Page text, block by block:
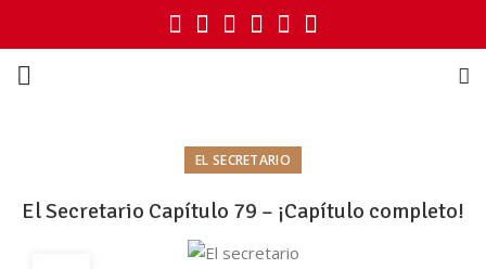
EL SECRETARIO
El Secretario Capítulo 79 – ¡Capítulo completo!